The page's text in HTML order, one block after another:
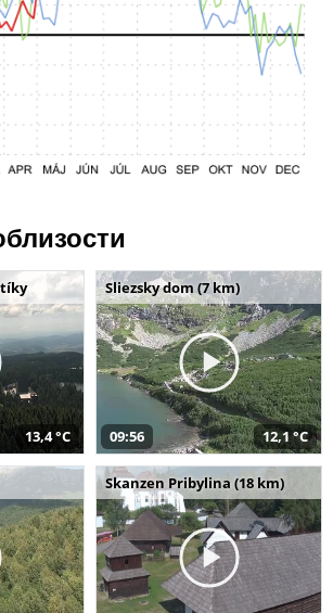
13,4 °C
Sliezsky dom (7 km)
09:56 12,1 °C
Skanzen Pribylina (18 km)